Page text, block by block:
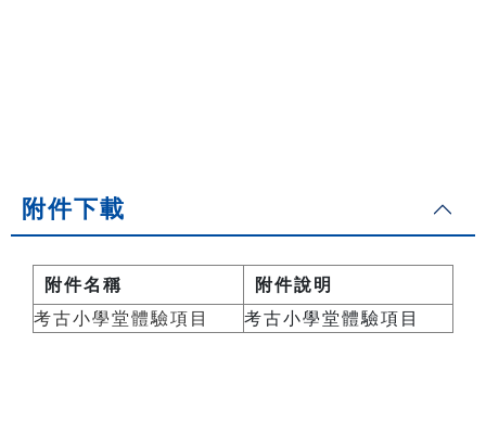
附件下載
附件名稱
附件說明
考古小學堂體驗項目
考古小學堂體驗項目